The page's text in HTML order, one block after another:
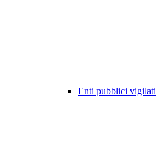
Enti pubblici vigilati